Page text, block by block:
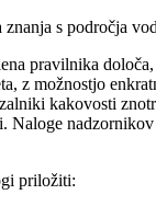
s področja
pravilnika
z možnostjo
kakovosti
Naloge
priložiti: